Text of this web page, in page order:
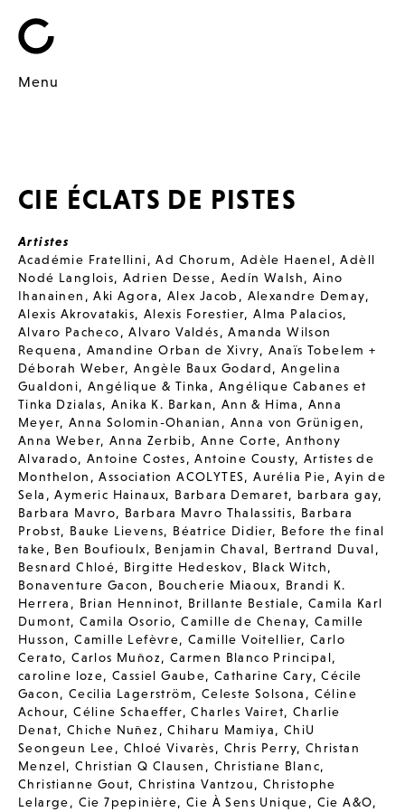
Menu
CIE ÉCLATS DE PISTES
Artistes
Académie Fratellini,Ad Chorum, Adèle Haenel,Adèll
Nodé Langlois,Adrien Desse, Aedín Walsh, Aino
Ihanainen ,Aki Agora, Alex Jacob , Alexandre Demay,
Alexis Akrovatakis,Alexis Forestier,Alma Palacios,
Alvaro Pacheco,Alvaro Valdés,Amanda Wilson
Requena , Amandine Orban de Xivry, Anaïs Tobelem +
Déborah Weber,Angèle Baux Godard,Angelina
Gualdoni,Angélique & Tinka , Angélique Cabanes et
Tinka Dzialas,Anika K. Barkan, Ann & Hima , Anna
Meyer, Anna Solomin-Ohanian , Anna von Grünigen,
Anna Weber, Anna Zerbib,Anne Corte, Anthony
Alvarado,Antoine Costes,Antoine Cousty, Artistes de
Monthelon ,Association ACOLYTES,Aurélia Pie,Ayin de
Sela ,Aymeric Hainaux, Barbara Demaret, barbara gay,
Barbara Mavro, Barbara Mavro Thalassitis, Barbara
Probst, Bauke Lievens, Béatrice Didier, Before the final
take, Ben Boufioulx, Benjamin Chaval, Bertrand Duval,
Besnard Chloé, Birgitte Hedeskov, Black Witch,
Bonaventure Gacon , Boucherie Miaoux, Brandi K.
Herrera , Brian Henninot, Brillante Bestiale,Camila Karl
Dumont,Camila Osorio,Camille de Chenay, Camille
Husson,Camille Lefèvre,Camille Voitellier,Carlo
Cerato,Carlos Muñoz, Carmen Blanco Principal,
caroline loze,Cassiel Gaube,Catharine Cary,Cécile
Gacon, Cecilia Lagerström, Celeste Solsona , Céline
Achour,Céline Schaeffer,Charles Vairet, Charlie
Denat, Chiche Nuñez ,Chiharu Mamiya, ChiU
Seongeun Lee, Chloé Vivarès, Chris Perry, Christan
Menzel,Christian Q Clausen , Christiane Blanc,
Christianne Gout,Christina Vantzou, Christophe
Lelarge, Cie 7pepinière,Cie À Sens Unique, Cie A&O,